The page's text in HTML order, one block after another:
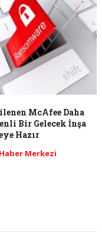
McAfee Daha
Bir Gelecek İnşa
Hazır
Haber Merkezi